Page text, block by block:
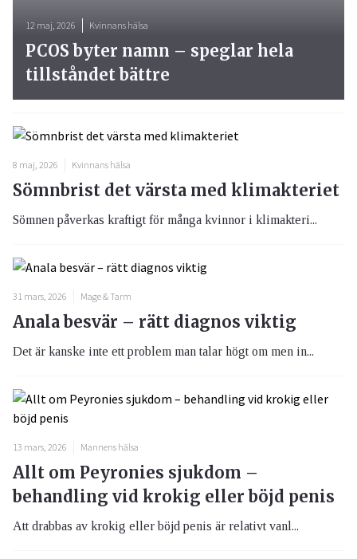
12 maj, 2026 Kvinnans hälsa
PCOS byter namn – speglar hela
tillståndet bättre
8 maj, 2026 Kvinnans hälsa
Sömnbrist det värsta med klimakteriet
Sömnen påverkas kraftigt för många kvinnor i klimakteri...
31 mars, 2026 Mage & Tarm
Anala besvär – rätt diagnos viktig
Det är kanske inte ett problem man talar högt om men in...
13 mars, 2026 Mannens hälsa
Allt om Peyronies sjukdom –
behandling vid krokig eller böjd penis
Att drabbas av krokig eller böjd penis är relativt vanl...